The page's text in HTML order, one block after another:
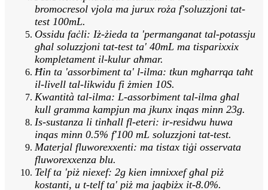
bromocresol vjola ma jurux roża f'soluzzjoni tat-
test 100mL.
Ossidu faċli: Iż-żieda ta 'permanganat tal-potassju
għal soluzzjoni tat-test ta' 40mL ma tisparixxix
kompletament il-kulur aħmar.
Ħin ta 'assorbiment ta' l-ilma: tkun mgħarrqa taħt
il-livell tal-likwidu fi żmien 10S.
Kwantità tal-ilma: L-assorbiment tal-ilma għal
kull gramma kampjun ma jkunx inqas minn 23g.
Is-sustanza li tinħall fl-eteri: ir-residwu huwa
inqas minn 0.5% f'100 mL soluzzjoni tat-test.
Materjal fluworexxenti: ma tistax tiġi osservata
fluworexxenza blu.
Telf ta 'piż niexef: 2g kien imnixxef għal piż
kostanti, u t-telf ta' piż ma jaqbiżx it-8.0%.